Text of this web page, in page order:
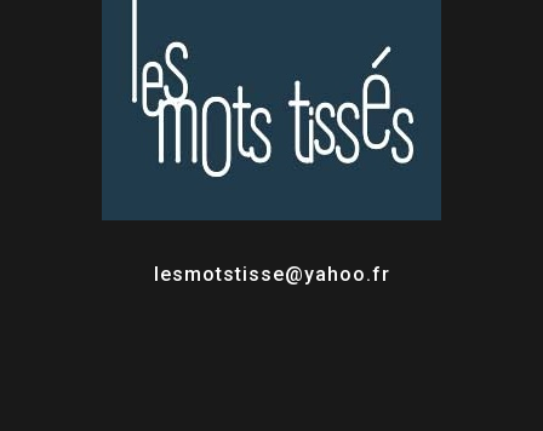
lesmotstisse@yahoo.fr